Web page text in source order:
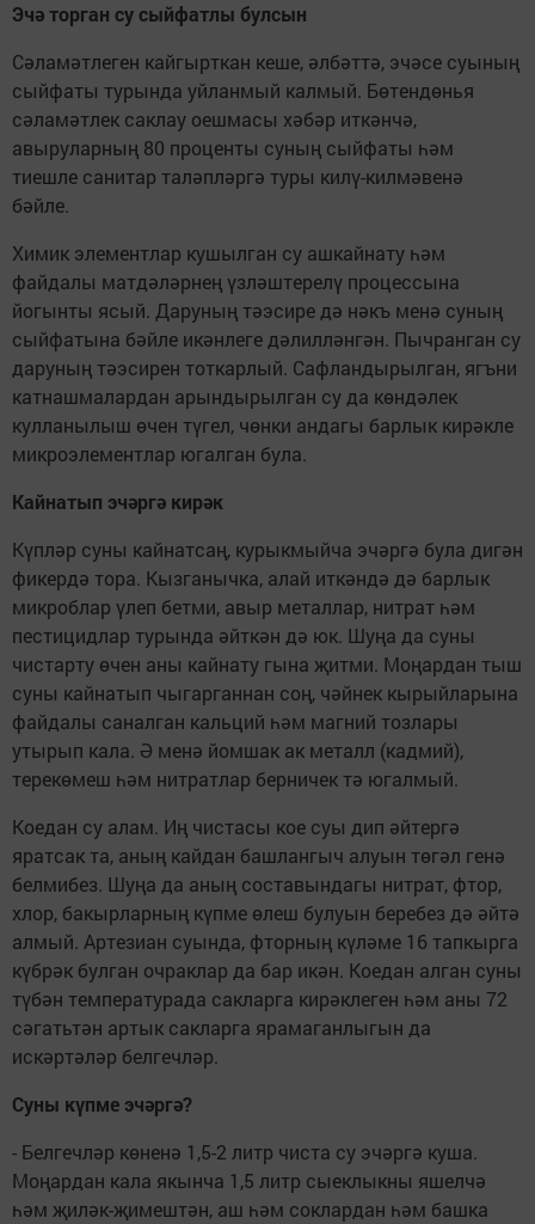
Эчә торган су сыйфатлы булсын
Сәламәтлеген кайгырткан кеше, әлбәттә, эчәсе суының
сыйфаты турында уйланмый калмый. Бөтендөнья
сәламәтлек саклау оешмасы хәбәр иткәнчә,
авыруларның 80 проценты суның сыйфаты һәм
тиешле санитар таләпләргә туры килү-килмәвенә
бәйле.
Химик элементлар кушылган су ашкайнату һәм
файдалы матдәләрнең үзләштерелү процессына
йогынты ясый. Даруның тәэсире дә нәкъ менә суның
сыйфатына бәйле икәнлеге дәлилләнгән. Пычранган су
даруның тәэсирен тоткарлый. Сафландырылган, ягъни
катнашмалардан арындырылган су да көндәлек
кулланылыш өчен түгел, чөнки андагы барлык кирәкле
микроэлементлар югалган була.
Кайнатып эчәргә кирәк
Күпләр суны кайнатсаң, курыкмыйча эчәргә була дигән
фикердә тора. Кызганычка, алай иткәндә дә барлык
микроблар үлеп бетми, авыр металлар, нитрат һәм
пестицидлар турында әйткән дә юк. Шуңа да суны
чистарту өчен аны кайнату гына җитми. Моңардан тыш
суны кайнатып чыгарганнан соң, чәйнек кырыйларына
файдалы саналган кальций һәм магний тозлары
утырып кала. Ә менә йомшак ак металл (кадмий),
терекөмеш һәм нитратлар берничек тә югалмый.
Коедан су алам. Иң чистасы кое суы дип әйтергә
яратсак та, аның кайдан башлангыч алуын төгәл генә
белмибез. Шуңа да аның составындагы нитрат, фтор,
хлор, бакырларның күпме өлеш булуын беребез дә әйтә
алмый. Артезиан суында, фторның күләме 16 тапкырга
күбрәк булган очраклар да бар икән. Коедан алган суны
түбән температурада сакларга кирәклеген һәм аны 72
сәгатьтән артык сакларга ярамаганлыгын да
искәртәләр белгечләр.
Суны күпме эчәргә?
- Белгечләр көненә 1,5-2 литр чиста су эчәргә куша.
Моңардан кала якынча 1,5 литр сыеклыкны яшелчә
һәм җиләк-җимештән, аш һәм соклардан һәм башка